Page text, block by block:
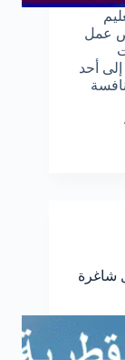
فرص عمل
أحد
– فرص عمل شاغرة